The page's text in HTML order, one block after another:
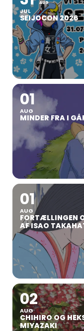
JUL
AUG
SEIJOCON 2026
01
AUG
MINDER FRA I
01
AUG
FORTÆLLINGEN
AF ISAO
02
AUG
CHIHIRO OG
MIYAZAKI